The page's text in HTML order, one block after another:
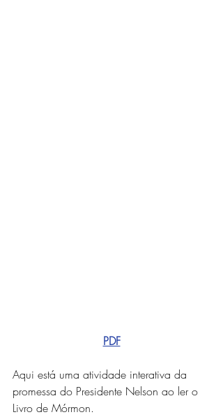
PDF
Aqui está uma atividade interativa da
promessa do Presidente Nelson ao ler o
Livro de Mórmon.